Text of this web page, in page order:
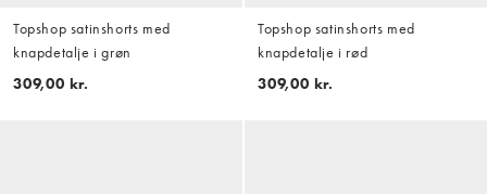
Topshop satinshorts med
knapdetalje i grøn
309,00 kr.
Topshop satinshorts med
knapdetalje i rød
309,00 kr.